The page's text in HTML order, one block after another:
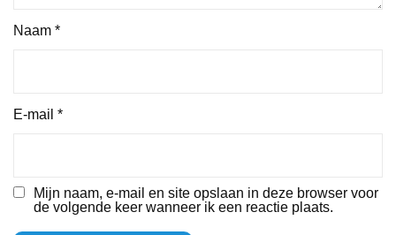
Naam *
E-mail *
Mijn naam, e-mail en site opslaan in deze browser voor
de volgende keer wanneer ik een reactie plaats.